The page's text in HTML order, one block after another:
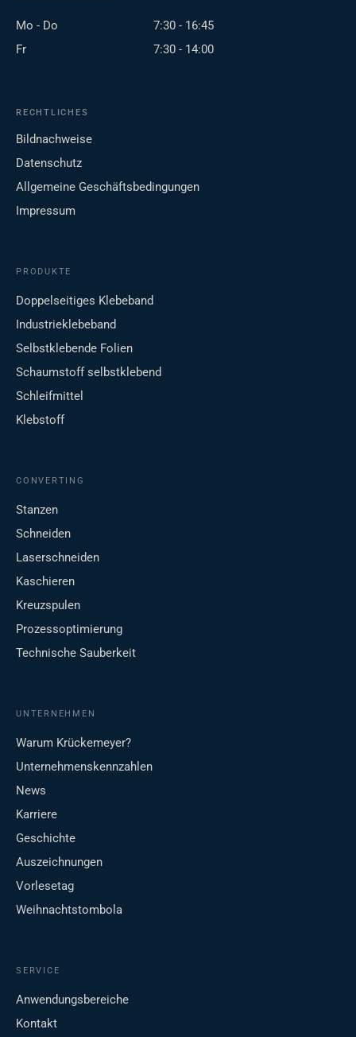
Mo - Do
7:30 - 16:45
Fr
7:30 - 14:00
RECHTLICHES
Bildnachweise
Datenschutz
Allgemeine Geschäftsbedingungen
Impressum
PRODUKTE
Doppelseitiges Klebeband
Industrieklebeband
Selbstklebende Folien
Schaumstoff selbstklebend
Schleifmittel
Klebstoff
CONVERTING
Stanzen
Schneiden
Laserschneiden
Kaschieren
Kreuzspulen
Prozessoptimierung
Technische Sauberkeit
UNTERNEHMEN
Warum Krückemeyer?
Unternehmenskennzahlen
News
Karriere
Geschichte
Auszeichnungen
Vorlesetag
Weihnachtstombola
SERVICE
Anwendungsbereiche
Kontakt